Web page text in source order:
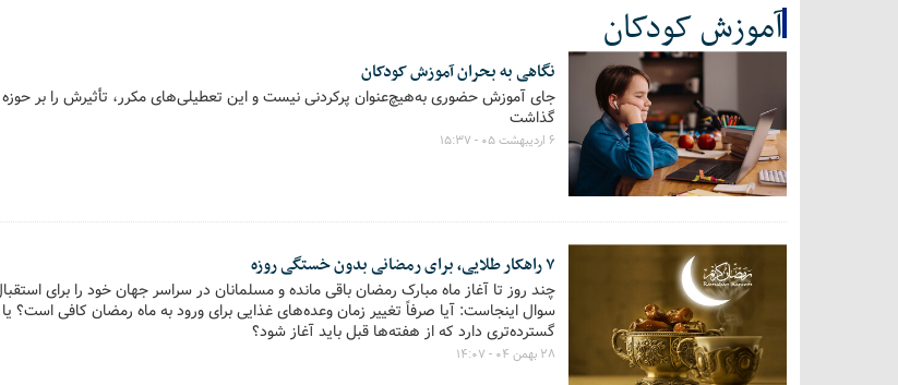
آموزش کودکان
نگاهی به بحران آموزش کودکان
جای آموزش حضوری به‌هیچ‌عنوان پرکردنی نیست و این تعطیلی‌های مکرر، تأثیرش را بر
گذاشت
۶ اردیبهشت ۰۵ - ۱۵:۳۷
۷ راهکار طلایی، برای رمضانی بدون خستگی روزه
چند روز تا آغاز ماه مبارک رمضان باقی مانده و مسلمانان در سراسر جهان خود را برای
سوال اینجاست: آیا صرفاً تغییر زمان وعده‌های غذایی برای ورود به ماه رمضان کافی است؟ یا
گسترده‌تری دارد که از هفته‌ها قبل باید آغاز شود؟
۲۸ بهمن ۰۴ - ۱۴:۰۷